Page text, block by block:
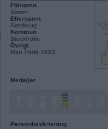
Förnamn
Simon
Efternamn
Areskoug
Kommun
Stockholm
Övrigt
Man Född 1983
Medaljer
Personbeskrivning